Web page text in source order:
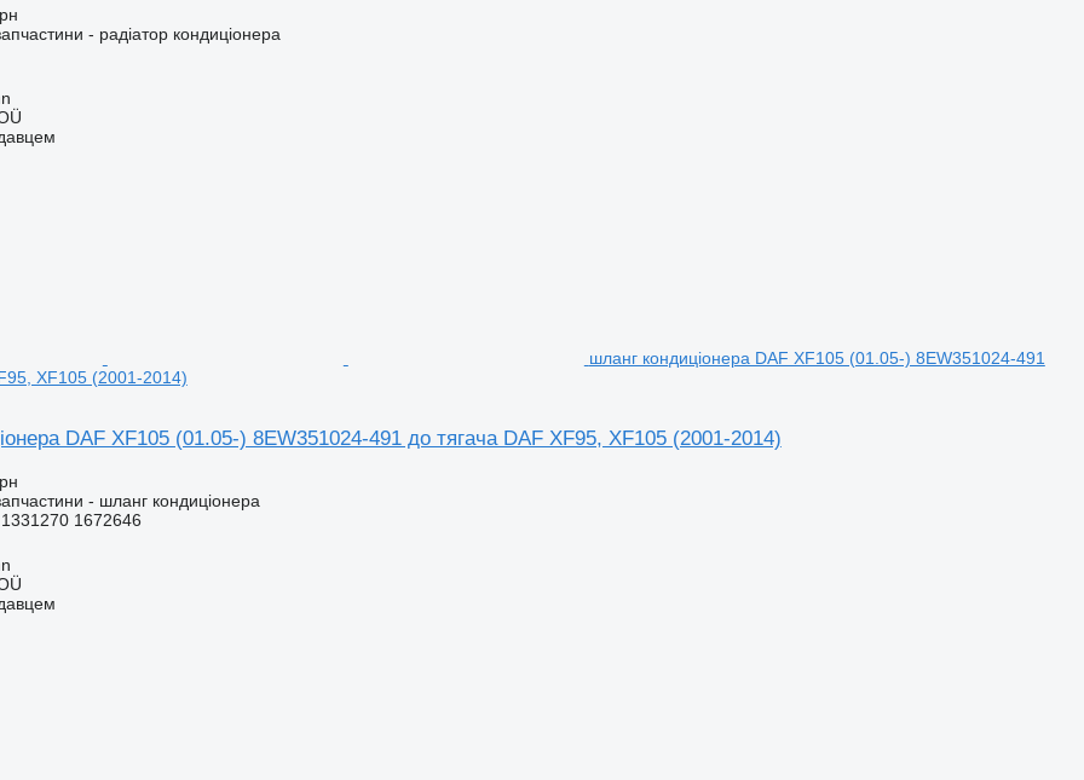
- радіатор кондиціонера
шланг кондиціонера DAF XF105 (01.05-) 8EW351024-491
XF105 (2001-2014)
DAF XF105 (01.05-) 8EW351024-491 до тягача DAF XF95, XF105 (2001-2014)
- шланг кондиціонера
1672646